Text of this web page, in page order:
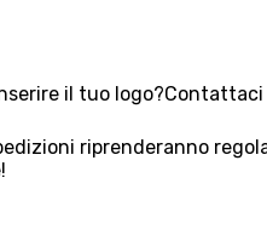
il tuo logo?Contattaci
riprenderanno